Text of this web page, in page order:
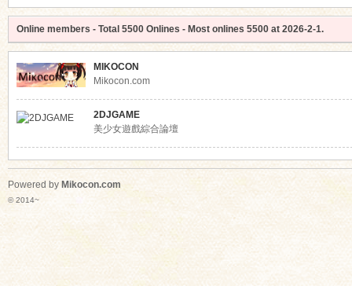
Online members - Total 5500Onlines - Most onlines 5500at 2026-2-1.
MIKOCON
Mikocon.com
2DJGAME
美少女遊戲綜合論壇
Powered by Mikocon.com
© 2014~